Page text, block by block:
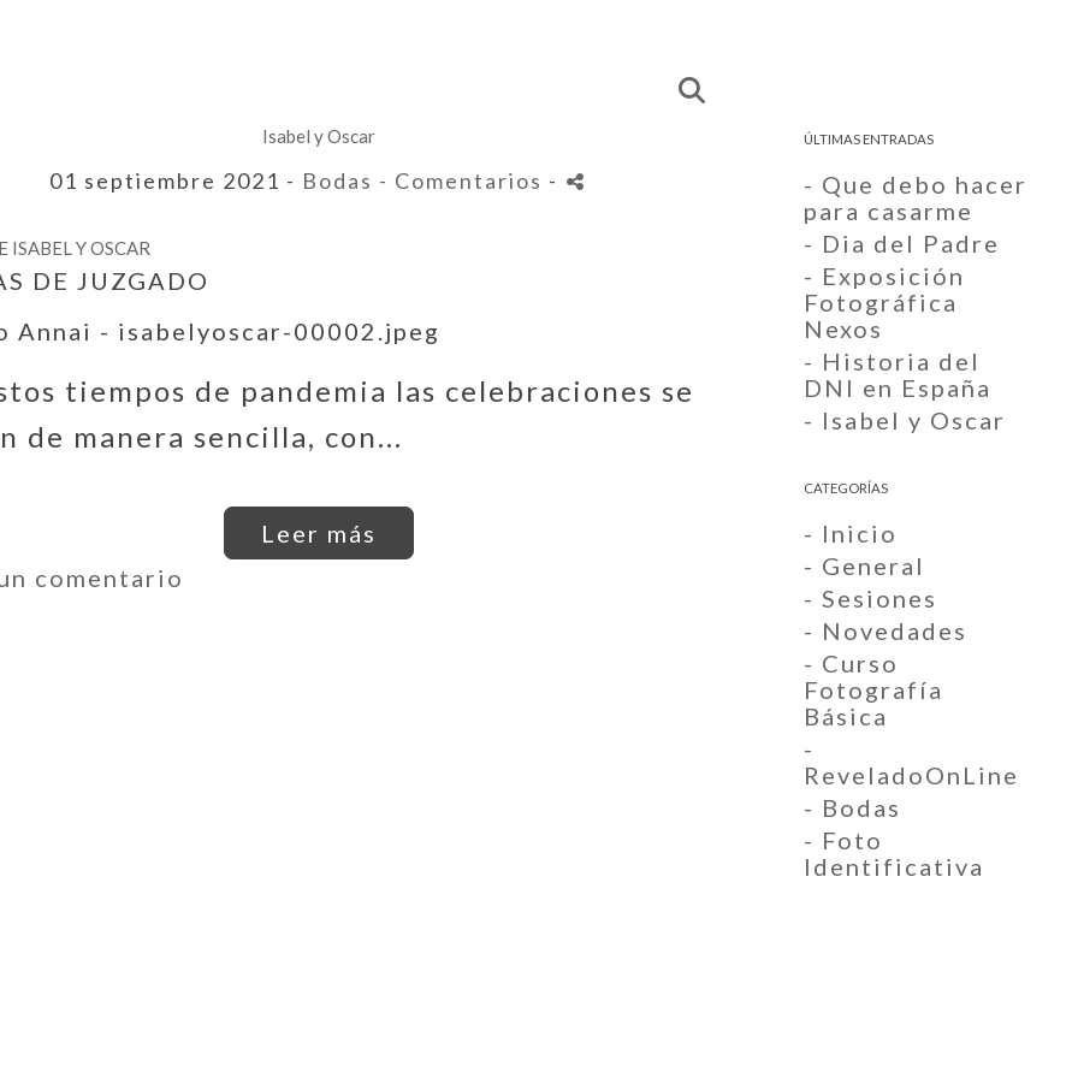
Isabel y Oscar
01 septiembre 2021 - Bodas - Comentarios -
ISABEL Y OSCAR
DE JUZGADO
tiempos de pandemia las celebraciones se
de manera sencilla, con...
Leer más
comentario
ÚLTIMAS ENTRADAS
- Que debo hacer
para casarme
- Dia del Padre
- Exposición
Fotográfica
Nexos
- Historia del
DNI en España
- Isabel y Oscar
CATEGORÍAS
- Inicio
- General
- Sesiones
- Novedades
- Curso
Fotografía
Básica
-
ReveladoOnLine
- Bodas
- Foto
Identificativa